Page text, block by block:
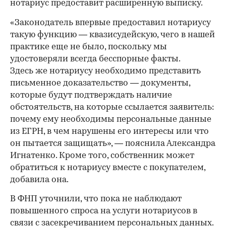
нотариус предоставит расширенную выписку.
«Законодатель впервые предоставил нотариусу
такую функцию — квазисудейскую, чего в нашей
практике еще не было, поскольку мы
удостоверяли всегда бесспорные факты.
Здесь же нотариусу необходимо представить
письменное доказательство — документы,
которые будут подтверждать наличие
обстоятельств, на которые ссылается заявитель:
почему ему необходимы персональные данные
из ЕГРН, в чем нарушены его интересы или что
он пытается защищать», — пояснила Александра
Игнатенко. Кроме того, собственник может
обратиться к нотариусу вместе с покупателем,
добавила она.
В ФНП уточнили, что пока не наблюдают
повышенного спроса на услуги нотариусов в
связи с засекречиванием персональных данных.